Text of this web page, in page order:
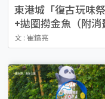
東港城「復古玩味
+拋圈撈金魚（附消
文 : 崔鎬亮